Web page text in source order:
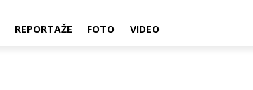
REPORTAŽE FOTO VIDEO